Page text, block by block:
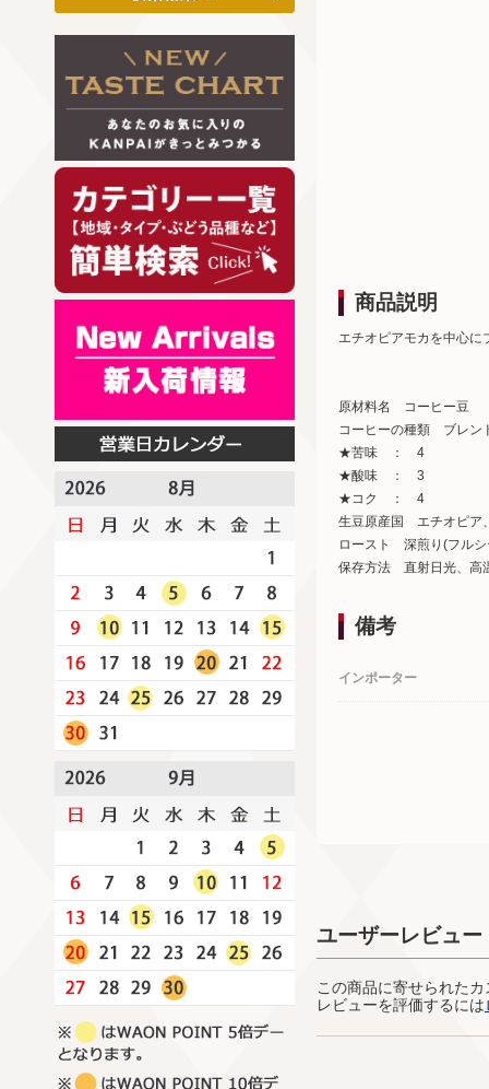
商品説明
エチオピアモカを中心に
原材料名 コーヒー豆
コーヒーの種類 ブレン
★苦味 ： 4
★酸味 ： 3
★コク ： 4
生豆原産国 エチオピア
ロースト 深煎り(フルシ
保存方法 直射日光、高
備考
インポーター
ユーザーレビュー
この商品に寄せられた
レビューを評価するには